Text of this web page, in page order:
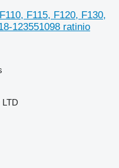
F115, F120, F130,
123551098 ratinio